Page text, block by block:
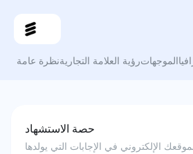
نظرة عامةرؤية العلامة التجاريةالموجهات
حصة الاستشهاد
الإلكتروني في الإجابات التي يولدها